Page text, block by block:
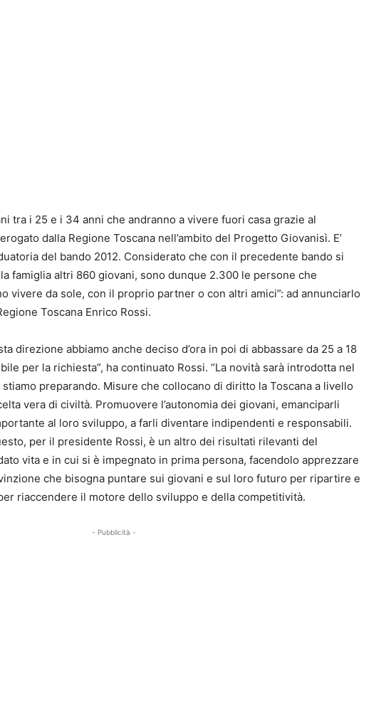
tra i 25 e i 34 anni che andranno a vivere fuori casa grazie al
dalla Regione Toscana nell’ambito del Progetto Giovanisì. E’
del bando 2012. Considerato che con il precedente bando si
famiglia altri 860 giovani, sono dunque 2.300 le persone che
vivere da sole, con il proprio partner o con altri amici”: ad annunciarlo
Toscana Enrico Rossi.
direzione abbiamo anche deciso d’ora in poi di abbassare da 25 a 18
per la richiesta”, ha continuato Rossi. “La novità sarà introdotta nel
preparando. Misure che collocano di diritto la Toscana a livello
vera di civiltà. Promuovere l’autonomia dei giovani, emanciparli
al loro sviluppo, a farli diventare indipendenti e responsabili.
per il presidente Rossi, è un altro dei risultati rilevanti del
vita e in cui si è impegnato in prima persona, facendolo apprezzare
che bisogna puntare sui giovani e sul loro futuro per ripartire e
riaccendere il motore dello sviluppo e della competitività.
- Pubblicità -